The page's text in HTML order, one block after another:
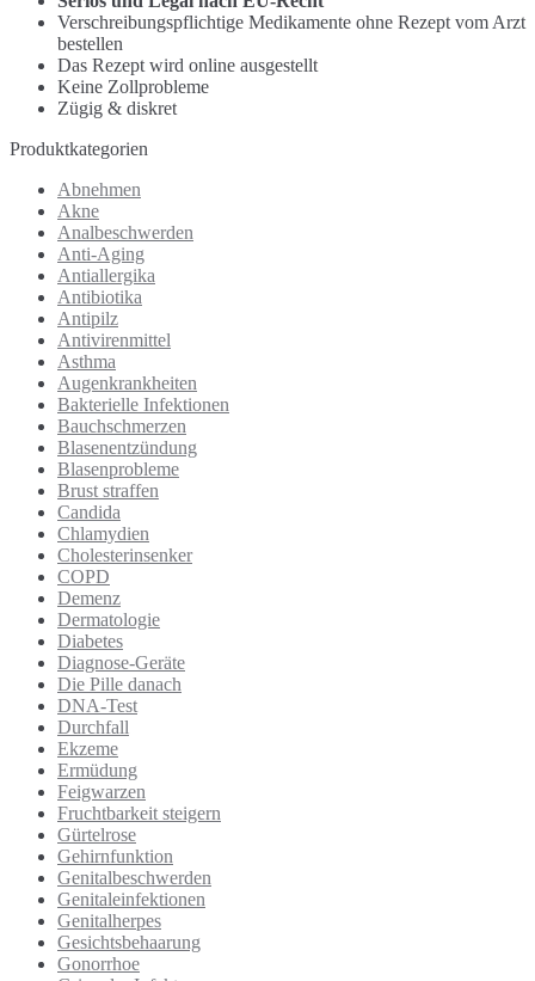
Verschreibungspflichtige Medikamente ohne Rezept vom Arzt
bestellen
Das Rezept wird online ausgestellt
Keine Zollprobleme
Zügig & diskret
Produktkategorien
Abnehmen
Akne
Analbeschwerden
Anti-Aging
Antiallergika
Antibiotika
Antipilz
Antivirenmittel
Asthma
Augenkrankheiten
Bakterielle Infektionen
Bauchschmerzen
Blasenentzündung
Blasenprobleme
Brust straffen
Candida
Chlamydien
Cholesterinsenker
COPD
Demenz
Dermatologie
Diabetes
Diagnose-Geräte
Die Pille danach
DNA-Test
Durchfall
Ekzeme
Ermüdung
Feigwarzen
Fruchtbarkeit steigern
Gürtelrose
Gehirnfunktion
Genitalbeschwerden
Genitaleinfektionen
Genitalherpes
Gesichtsbehaarung
Gonorrhoe